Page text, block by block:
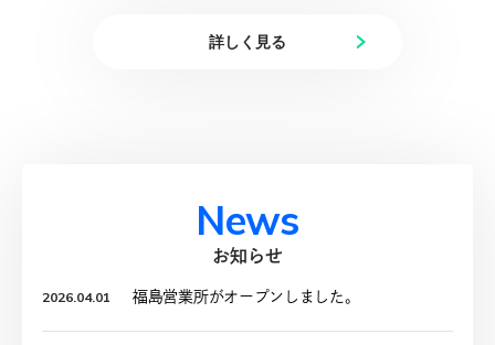
詳しく見る
News
お知らせ
2026.04.01 福島営業所がオープンしました。